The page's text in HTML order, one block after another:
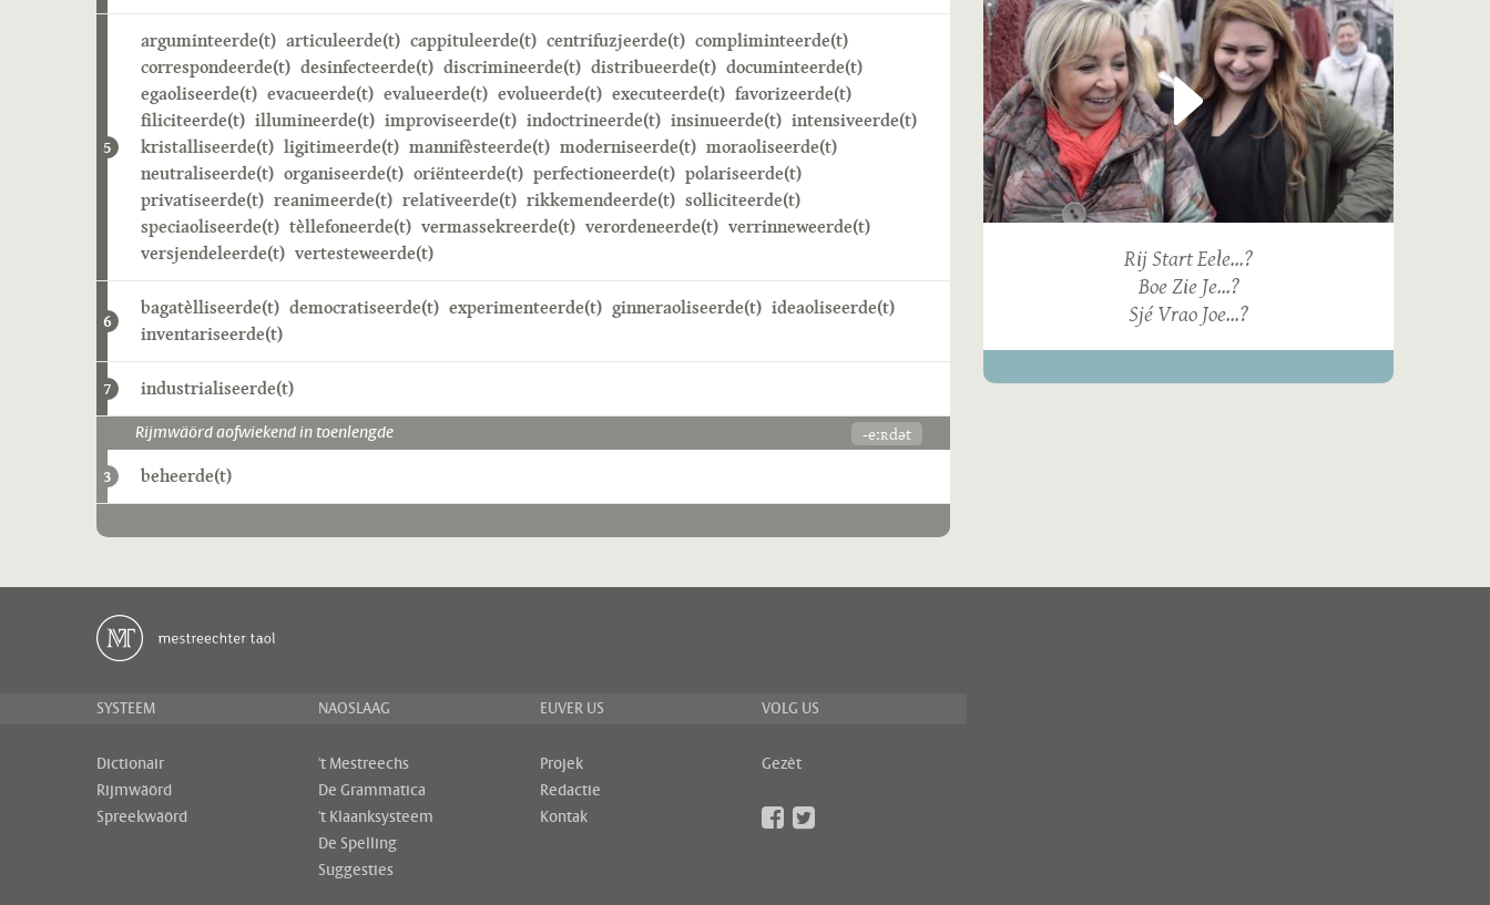
5
arguminteerde(t) articuleerde(t) cappituleerde(t) centrifuzjeerde(t) compliminteerde(t)
correspondeerde(t) desinfecteerde(t) discrimineerde(t) distribueerde(t) documinteerde(t)
egaoliseerde(t) evacueerde(t) evalueerde(t) evolueerde(t) executeerde(t) favorizeerde(t)
filiciteerde(t) illumineerde(t) improviseerde(t) indoctrineerde(t) insinueerde(t) intensiveerde(t)
kristalliseerde(t) ligitimeerde(t) mannifèsteerde(t) moderniseerde(t) moraoliseerde(t)
neutraliseerde(t) organiseerde(t) oriënteerde(t) perfectioneerde(t) polariseerde(t)
privatiseerde(t) reanimeerde(t) relativeerde(t) rikkemendeerde(t) solliciteerde(t)
speciaoliseerde(t) tèllefoneerde(t) vermassekreerde(t) verordeneerde(t) verrinneweerde(t)
versjendeleerde(t) vertesteweerde(t)
6
bagatèlliseerde(t) democratiseerde(t) experimenteerde(t) ginneraoliseerde(t) ideaoliseerde(t)
inventariseerde(t)
7 industrialiseerde(t)
Rijmwäörd aofwiekend in toenlengde -eːʀdət
3 beheerde(t)
Rij Start Eele...?
Boe Zie Je...?
Sjé Vrao Joe...?
SYSTEEM
Dictionair
Rijmwäörd
Spreekwäörd
NAOSLAAG
't Mestreechs
De Grammatica
't Klaanksysteem
De Spelling
Suggesties
EUVER US
Projek
Redactie
Kontak
VOLG US
Gezèt